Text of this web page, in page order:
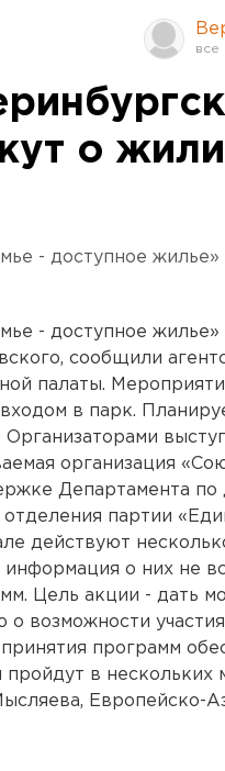
о
- доступное жилье»
- доступное жилье»
сообщили
палаты.
в парк.
Организаторами
организация
Департамента
партии
действуют
о них не
Цель акции - дать
возможности
программ
в нескольких
Европейско-